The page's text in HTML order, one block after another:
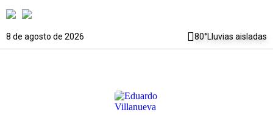
8 de agosto de 2026 80°Lluvias aisladas